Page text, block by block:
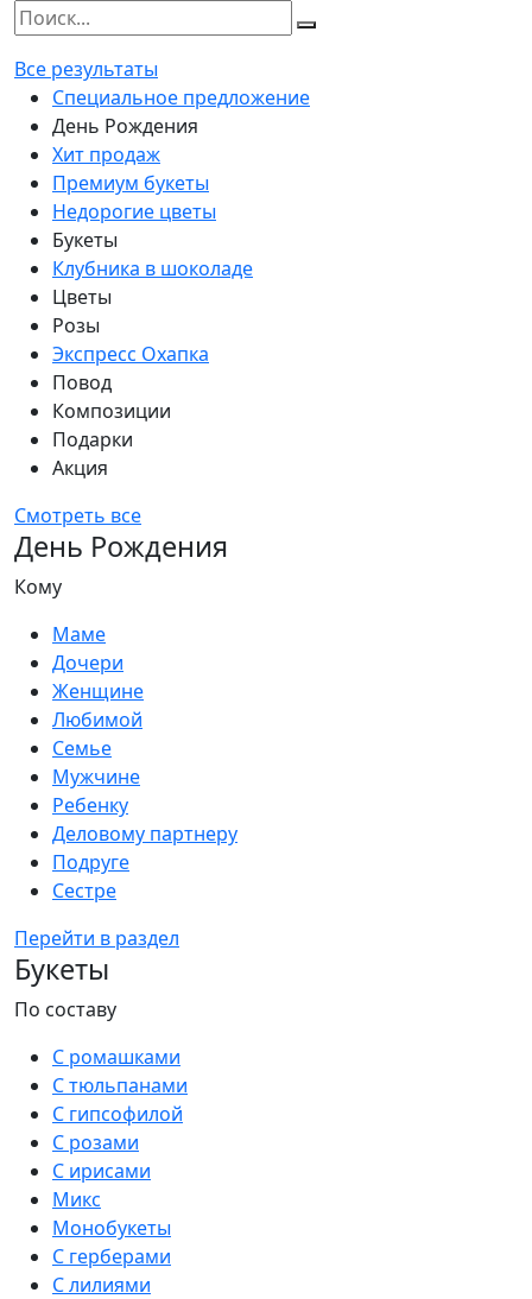
Все результаты
Специальное предложение
День Рождения
Хит продаж
Премиум букеты
Недорогие цветы
Букеты
Клубника в шоколаде
Цветы
Розы
Экспресс Охапка
Повод
Композиции
Подарки
Акция
Смотреть все
День Рождения
Кому
Маме
Дочери
Женщине
Любимой
Семье
Мужчине
Ребенку
Деловому партнеру
Подруге
Сестре
Перейти в раздел
Букеты
По составу
С ромашками
С тюльпанами
С гипсофилой
С розами
С ирисами
Микс
Монобукеты
С герберами
С лилиями